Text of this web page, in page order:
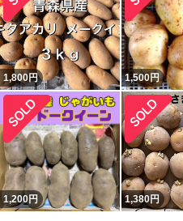
1,800円 1,500円
1,200円 1,380円